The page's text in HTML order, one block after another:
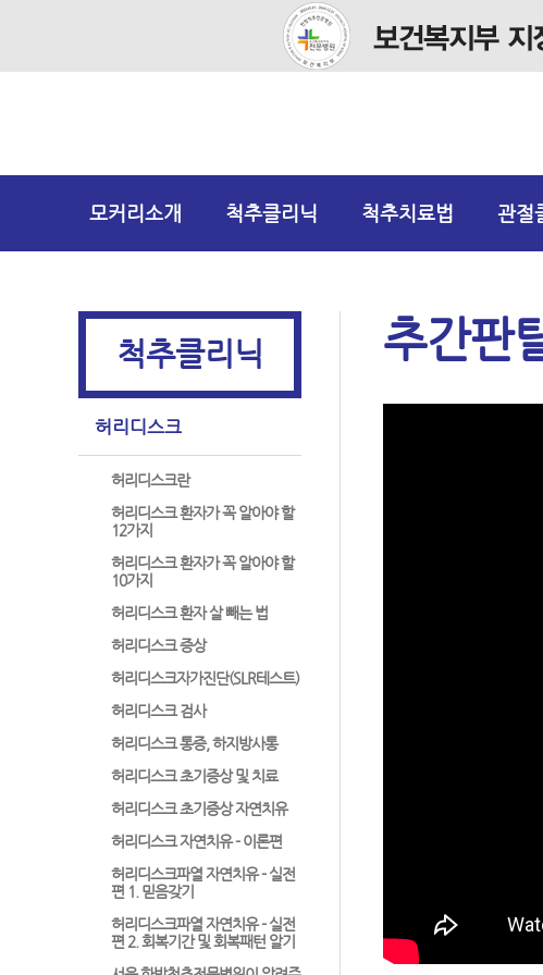
모커리소개 척추클리닉 척추치료법 관절
척추클리닉
허리디스크
허리디스크란
허리디스크 환자가 꼭 알아야 할
12가지
허리디스크 환자가 꼭 알아야 할
10가지
허리디스크 환자 살 빼는 법
허리디스크 증상
허리디스크자가진단(SLR테스트)
허리디스크 검사
허리디스크 통증, 하지방사통
허리디스크 초기증상 및 치료
허리디스크 초기증상 자연치유
허리디스크 자연치유 - 이론편
허리디스크파열 자연치유 - 실전
편 1. 믿음갖기
허리디스크파열 자연치유 - 실전
편 2. 회복기간 및 회복패턴 알기
추간판